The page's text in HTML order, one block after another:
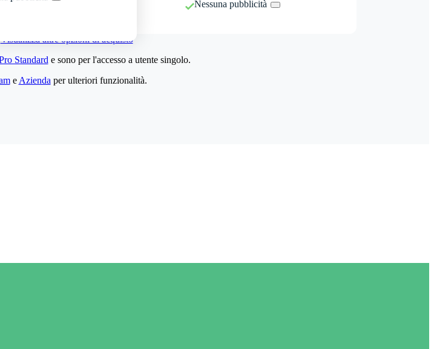
Nessuna pubblicità
Visualizza altre opzioni di acquisto
Standard e sono per l'accesso a utente singolo.
e Azienda per ulteriori funzionalità.